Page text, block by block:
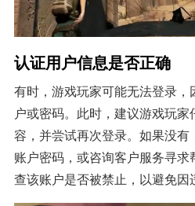
认证用户信息是否正确
有时，游戏玩家可能无法登录
户或密码。此时，建议游戏玩
容，并尝试再次登录。如果没
账户密码，或咨询客户服务寻
查该账户是否被禁止，以避免因